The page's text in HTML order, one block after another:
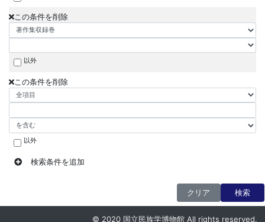
この条件を削除
以外
この条件を削除
以外
検索条件を追加
クリア 検索
© 2020 国立民族学博物館 All rights reserved.